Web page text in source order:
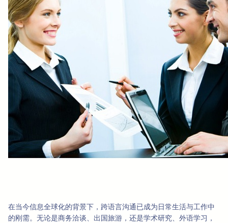
在当今信息全球化的背景下，跨语言沟通已成为日常生活与工作中
的刚需。无论是商务洽谈、出国旅游，还是学术研究、外语学习，